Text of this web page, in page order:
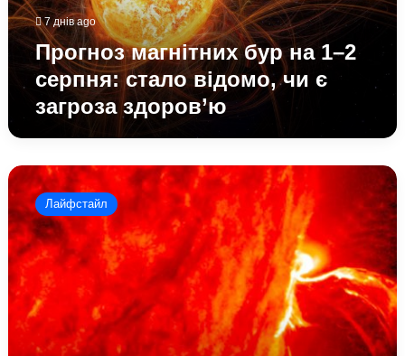
стало
відомо,
чи
загроза
здоров’ю
7 днів ago
Прогноз магнітних бур на 1–2
серпня: стало відомо, чи є
загроза здоров’ю
Прогноз
магнітних
бур
на
вихідні,
12
липня:
як
Лайфстайл